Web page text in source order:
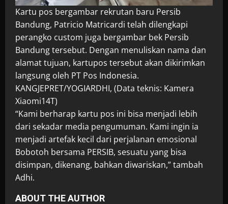
Kartu pos bergambar rekrutan baru Persib
Bandung, Patricio Matricardi telah dilengkapi
perangko custom juga bergambar bek Persib
Bandung tersebut. Dengan menuliskan nama dan
alamat tujuan, kartupos tersebut akan dikirimkan
langsung oleh PT Pos Indonesia.
KANGJEPRET/YOGIARDHI, (Data teknis: Kamera
Xiaomi14T)
“Kami berharap kartu pos ini bisa menjadi lebih
dari sekadar media pengumuman. Kami ingin ia
menjadi artefak kecil dari perjalanan emosional
Bobotoh bersama PERSIB, sesuatu yang bisa
disimpan, dikenang, bahkan diwariskan,” tambah
Adhi.
ABOUT THE AUTHOR